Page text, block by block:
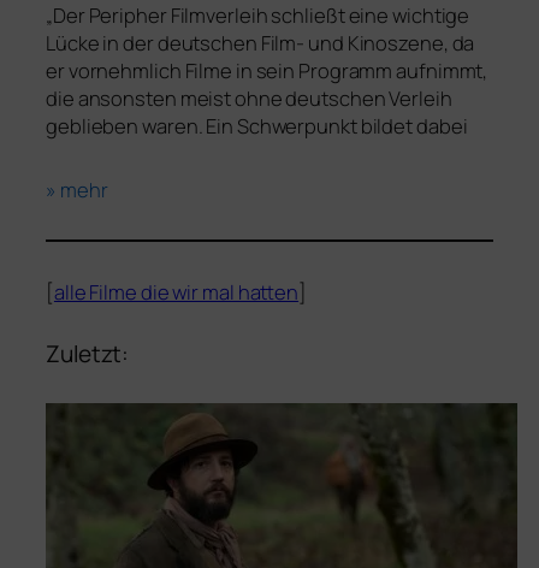
„Der Peripher Filmverleih schließt eine wich­ti­ge
Lücke in der deut­schen Film- und Kinoszene, da
er vor­nehm­lich Filme in sein Programm auf­nimmt,
die ansons­ten meist ohne deut­schen Verleih
geblie­ben waren. Ein Schwerpunkt bil­det dabei
» mehr
[alle Filme die wir mal hat­ten]
Zuletzt: